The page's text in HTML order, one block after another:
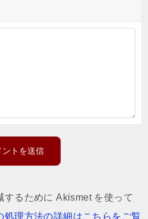
するために Akismet を使って
処理方法の詳細はこちらをご覧